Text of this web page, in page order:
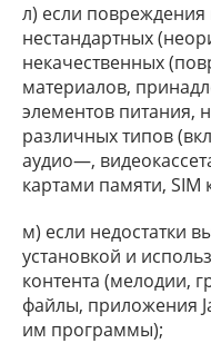
л) если
нестандартных
некачественных
материалов,
элементов питания,
различных типов
аудио—,
картами памяти,
м) если недостатки
установкой и
контента (мелодии,
файлы, приложения
им программы);